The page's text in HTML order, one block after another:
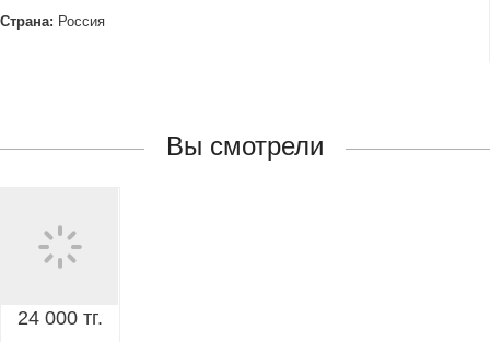
Страна: Россия
Вы смотрели
24 000 тг.